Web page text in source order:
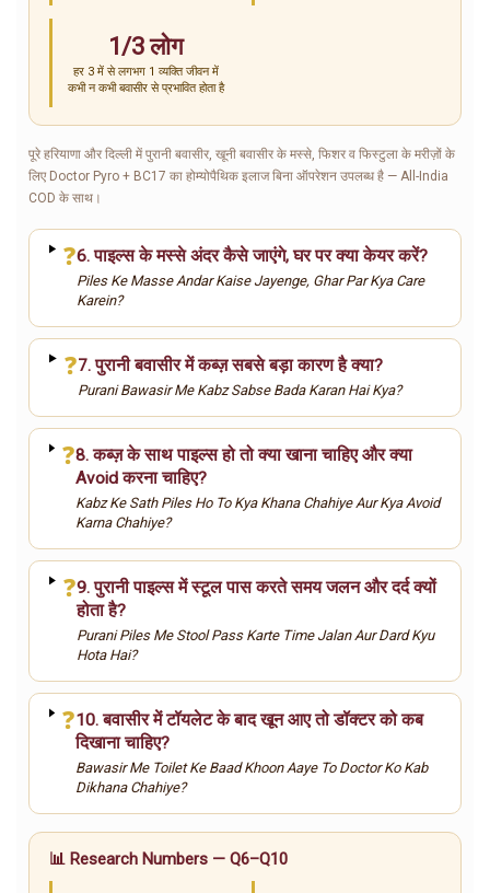
1/3 लोग
हर 3 में से लगभग 1 व्यक्ति जीवन में
कभी न कभी बवासीर से प्रभावित होता है
पूरे हरियाणा और दिल्ली में पुरानी बवासीर, खूनी बवासीर के मस्से, फिशर व फिस्टुला के मरीज़ों के
लिए Doctor Pyro + BC17 का होम्योपैथिक इलाज बिना ऑपरेशन उपलब्ध है — All-India
COD के साथ।
❓6. पाइल्स के मस्से अंदर कैसे जाएंगे, घर पर क्या केयर करें?
Piles Ke Masse Andar Kaise Jayenge, Ghar Par Kya Care
Karein?
❓7. पुरानी बवासीर में कब्ज़ सबसे बड़ा कारण है क्या?
Purani Bawasir Me Kabz Sabse Bada Karan Hai Kya?
❓8. कब्ज़ के साथ पाइल्स हो तो क्या खाना चाहिए और क्या
Avoid करना चाहिए?
Kabz Ke Sath Piles Ho To Kya Khana Chahiye Aur Kya Avoid
Karna Chahiye?
❓9. पुरानी पाइल्स में स्टूल पास करते समय जलन और दर्द क्यों
होता है?
Purani Piles Me Stool Pass Karte Time Jalan Aur Dard Kyu
Hota Hai?
❓10. बवासीर में टॉयलेट के बाद खून आए तो डॉक्टर को कब
दिखाना चाहिए?
Bawasir Me Toilet Ke Baad Khoon Aaye To Doctor Ko Kab
Dikhana Chahiye?
📊 Research Numbers — Q6–Q10